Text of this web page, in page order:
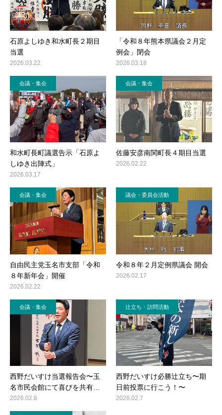
石原よしゆき和水町長２期目
当選
2026.03.22
「令和８年熊本県議会２月定
例会」閉会
2026.03.18
会議・集会
和水町長町議選告示「石原よ
しゆき出陣式」
2026.03.17
会議・集会
佐藤安彦南関町長４期目当選
2026.02.22
会議・集会
自由民主党玉名市支部「令和
８年新年会」開催
2026.02.22
議会・委員会活動
令和８年２月定例県議会 開会
2026.02.17
会議・集会
西野だいすけ当選報告会〜玉
名市民会館にて喜びを共有…
2026.02.8
辻立ち・訪問活動
西野だいすけ必勝辻立ち〜期
日前投票に行こう！〜
2026.02.7